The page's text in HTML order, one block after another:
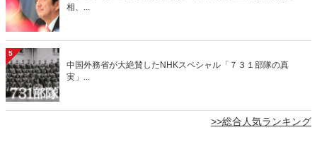
相、...
5
中国外務省が大絶賛したNHKスペシャル「７３１部隊の真
実」...
>>総合人気ランキング